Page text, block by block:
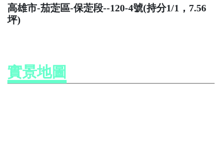
高雄市-茄萣區-保萣段--120-4號(持分1/1，7.56
坪)
實景地圖